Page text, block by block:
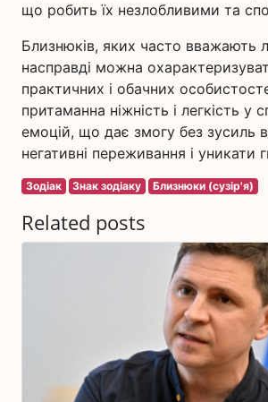
що робить їх незлобливими та
Близнюків, яких часто вважають
насправді можна
практичних і обачних
притаманна ніжність і легкість у
емоцій, що дає змогу без зусиль
негативні переживання і уникати
Зодіак Знак зодіаку Близнюки (сузір'я)
Related posts